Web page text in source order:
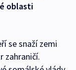
oblasti
se snaží zemi
zahraničí.